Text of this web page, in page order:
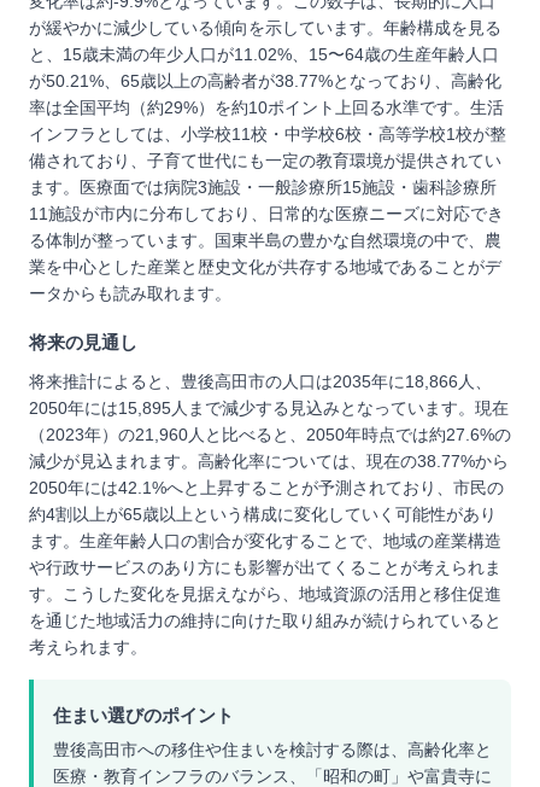
が緩やかに減少している傾向を示しています。年齢構成を見る
と、15歳未満の年少人口が11.02%、15〜64歳の生産年齢人口
が50.21%、65歳以上の高齢者が38.77%となっており、高齢化
率は全国平均（約29%）を約10ポイント上回る水準です。生活
インフラとしては、小学校11校・中学校6校・高等学校1校が整
備されており、子育て世代にも一定の教育環境が提供されてい
ます。医療面では病院3施設・一般診療所15施設・歯科診療所
11施設が市内に分布しており、日常的な医療ニーズに対応でき
る体制が整っています。国東半島の豊かな自然環境の中で、農
業を中心とした産業と歴史文化が共存する地域であることがデ
ータからも読み取れます。
将来の見通し
将来推計によると、豊後高田市の人口は2035年に18,866人、
2050年には15,895人まで減少する見込みとなっています。現在
（2023年）の21,960人と比べると、2050年時点では約27.6%の
減少が見込まれます。高齢化率については、現在の38.77%から
2050年には42.1%へと上昇することが予測されており、市民の
約4割以上が65歳以上という構成に変化していく可能性があり
ます。生産年齢人口の割合が変化することで、地域の産業構造
や行政サービスのあり方にも影響が出てくることが考えられま
す。こうした変化を見据えながら、地域資源の活用と移住促進
を通じた地域活力の維持に向けた取り組みが続けられていると
考えられます。
住まい選びのポイント
豊後高田市への移住や住まいを検討する際は、高齢化率と
医療・教育インフラのバランス、「昭和の町」や富貴寺に